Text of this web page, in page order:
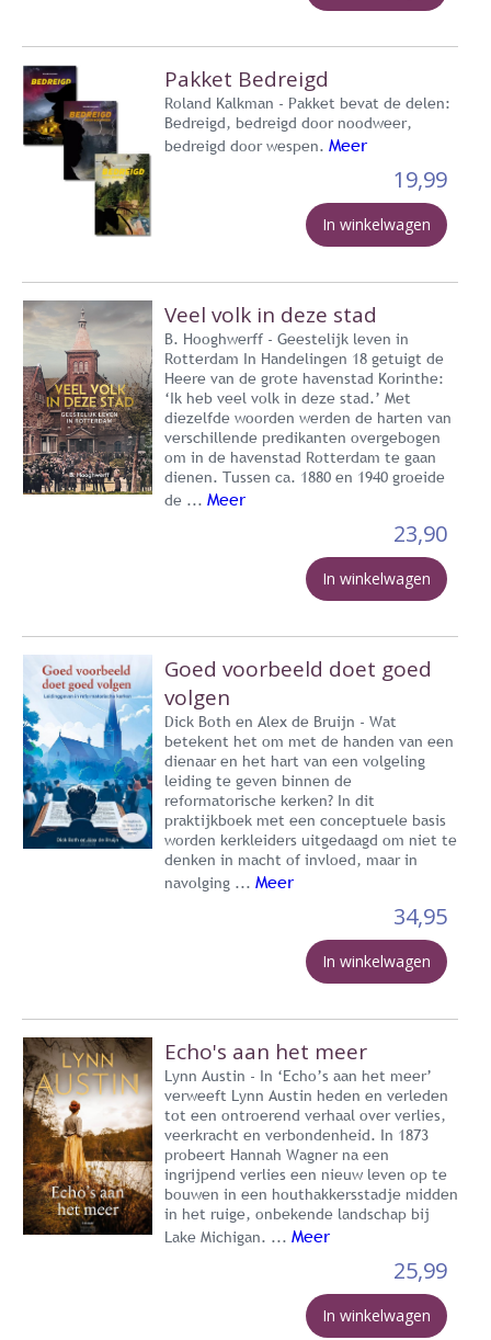
Pakket Bedreigd
Roland Kalkman - Pakket bevat de delen:
Bedreigd, bedreigd door noodweer,
bedreigd door wespen. Meer
19,99
In winkelwagen
Veel volk in deze stad
B. Hooghwerff - Geestelijk leven in
Rotterdam In Handelingen 18 getuigt de
Heere van de grote havenstad Korinthe:
‘Ik heb veel volk in deze stad.’ Met
diezelfde woorden werden de harten van
verschillende predikanten overgebogen
om in de havenstad Rotterdam te gaan
dienen. Tussen ca. 1880 en 1940 groeide
de ... Meer
23,90
In winkelwagen
Goed voorbeeld doet goed
volgen
Dick Both en Alex de Bruijn - Wat
betekent het om met de handen van een
dienaar en het hart van een volgeling
leiding te geven binnen de
reformatorische kerken? In dit
praktijkboek met een conceptuele basis
worden kerkleiders uitgedaagd om niet te
denken in macht of invloed, maar in
navolging ... Meer
34,95
In winkelwagen
Echo's aan het meer
Lynn Austin - In ‘Echo’s aan het meer’
verweeft Lynn Austin heden en verleden
tot een ontroerend verhaal over verlies,
veerkracht en verbondenheid. In 1873
probeert Hannah Wagner na een
ingrijpend verlies een nieuw leven op te
bouwen in een houthakkersstadje midden
in het ruige, onbekende landschap bij
Lake Michigan. ... Meer
25,99
In winkelwagen